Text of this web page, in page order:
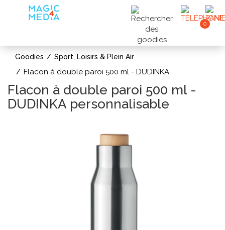
0
Goodies Sport, Loisirs & Plein Air
Flacon à double paroi 500 ml - DUDINKA
Flacon à double paroi 500 ml -
DUDINKA personnalisable